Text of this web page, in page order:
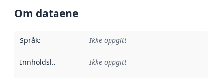
Om dataene
Språk: Ikke oppgitt
Innholdsleverandører :
Ikke oppgitt